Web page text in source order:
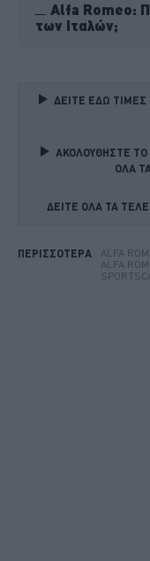
Alfa Romeo:
των Ιταλών;
ΔΕΙΤΕ ΕΔΩ ΤΙΜΕΣ
ΑΚΟΛΟΥΘΗΣΤΕ ΤΟ
ΟΛΑ
ΔΕΙΤΕ ΟΛΑ ΤΑ
ΠΕΡΙΣΣΟΤΕΡΑ ALFA
ALFA